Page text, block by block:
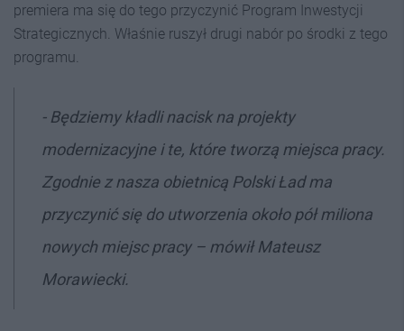
premiera ma się do tego przyczynić Program Inwestycji
Strategicznych. Właśnie ruszył drugi nabór po środki z tego
programu.
- Będziemy kładli nacisk na projekty
modernizacyjne i te, które tworzą miejsca pracy.
Zgodnie z nasza obietnicą Polski Ład ma
przyczynić się do utworzenia około pół miliona
nowych miejsc pracy – mówił Mateusz
Morawiecki.